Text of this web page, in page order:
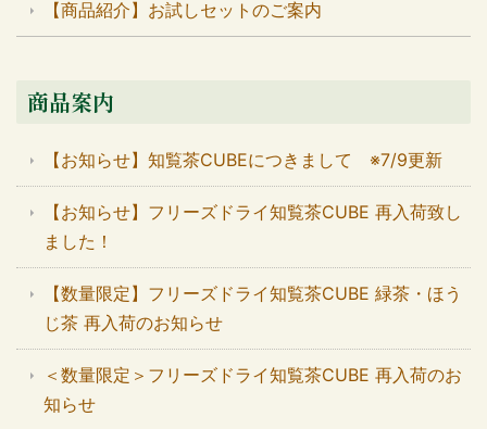
【商品紹介】お試しセットのご案内
商品案内
【お知らせ】知覧茶CUBEにつきまして ※7/9更新
【お知らせ】フリーズドライ知覧茶CUBE 再入荷致し
ました！
【数量限定】フリーズドライ知覧茶CUBE 緑茶・ほう
じ茶 再入荷のお知らせ
＜数量限定＞フリーズドライ知覧茶CUBE 再入荷のお
知らせ